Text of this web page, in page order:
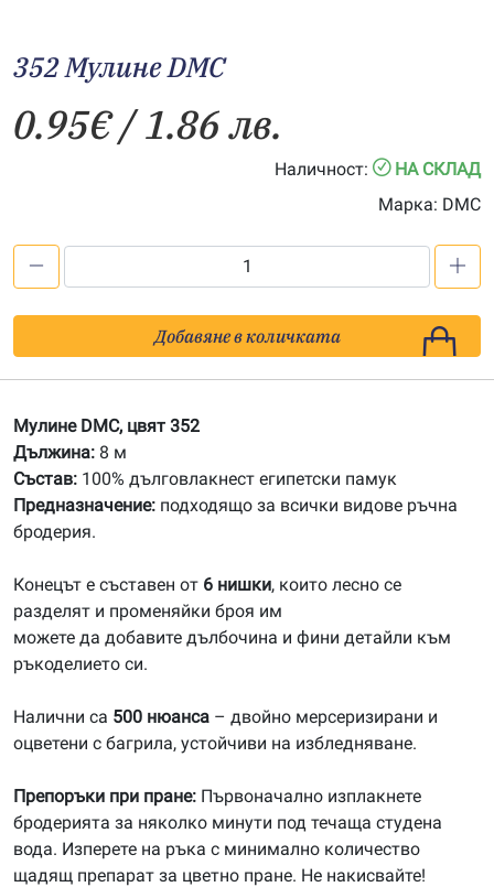
352 Мулине DMC
0.95€/ 1.86 лв.
Наличност:
НА СКЛАД
Марка: DMC
Мулине
DMC
Добавяне в количката
Мулине DMC, цвят 352
Дължина: 8 м
Състав: 100% дълговлакнест египетски памук
Предназначение: подходящо за всички видове ръчна
бродерия.
Конецът е съставен от 6 нишки, които лесно се
разделят и променяйки броя им
можете да добавите дълбочина и фини детайли към
ръкоделието си.
Налични са 500 нюанса – двойно мерсеризирани и
оцветени с багрила, устойчиви на избледняване.
Препоръки при пране: Първоначално изплакнете
бродерията за няколко минути под течаща студена
вода. Изперете на ръка с минимално количество
щадящ препарат за цветно пране. Не накисвайте!